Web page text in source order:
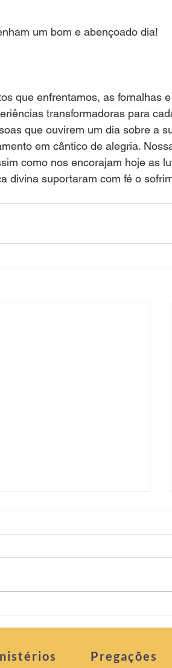
um bom e abençoado dia!
que enfrentamos, as fornalhas
transformadoras para
que ouvirem um dia sobre a
em cântico de alegria.
como nos encorajam hoje as
divina suportaram com fé o
Pregações